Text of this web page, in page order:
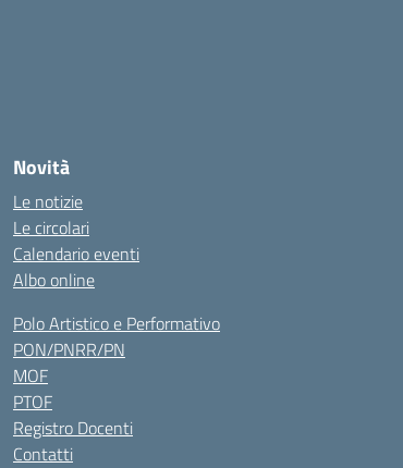
Novità
Le notizie
Le circolari
Calendario eventi
Albo online
Polo Artistico e Performativo
PON/PNRR/PN
MOF
PTOF
Registro Docenti
Contatti